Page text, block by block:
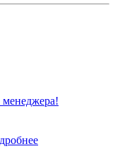
менеджера!